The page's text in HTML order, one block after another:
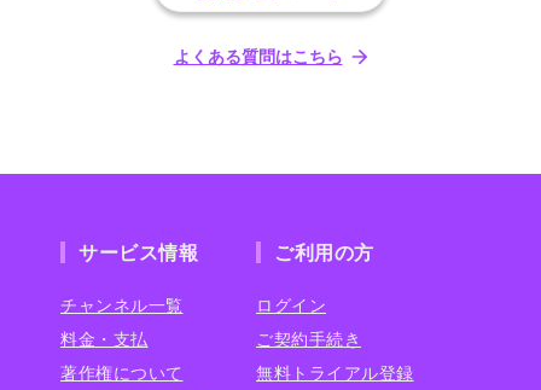
よくある質問はこちら
サービス情報
チャンネル一覧
料金・支払
著作権について
ご利用の方
ログイン
ご契約手続き
無料トライアル登録